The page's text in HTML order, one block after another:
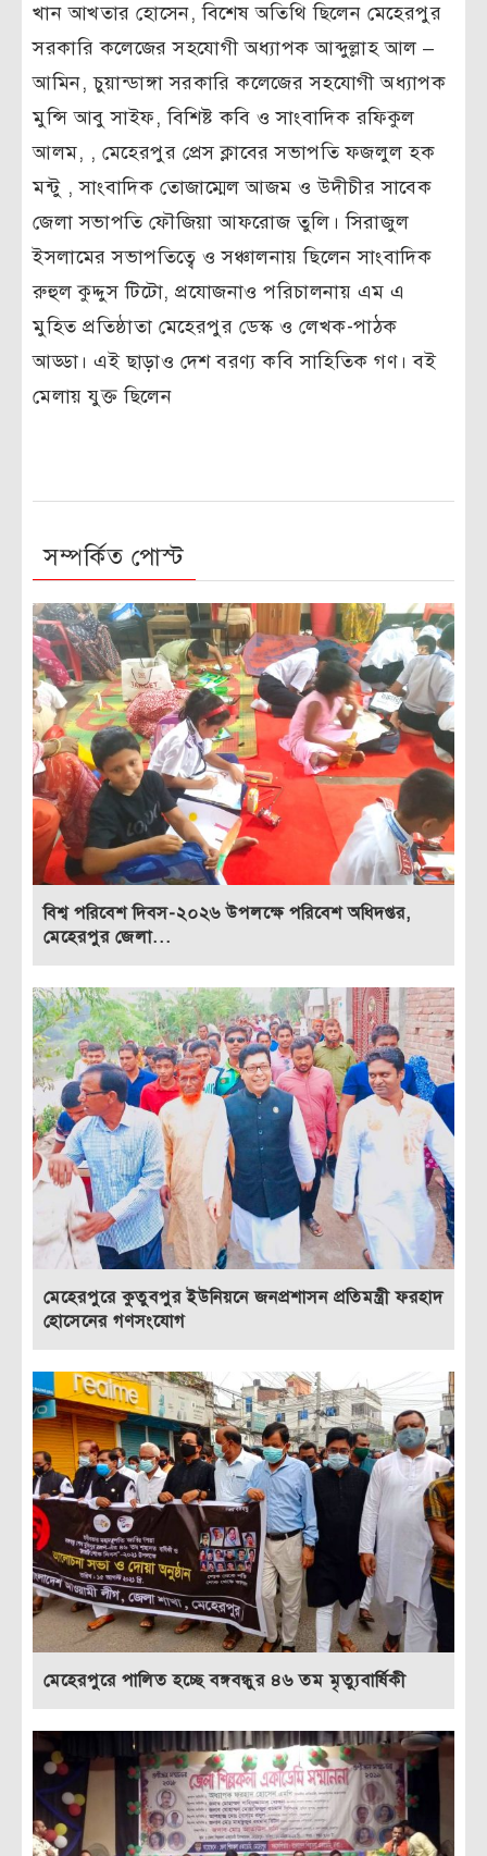
খান আখতার হোসেন, বিশেষ অতিথি ছিলেন মেহেরপুর
সরকারি কলেজের সহযোগী অধ্যাপক আব্দুল্লাহ আল –
আমিন, চুয়ান্ডাঙ্গা সরকারি কলেজের সহযোগী অধ্যাপক
মুন্সি আবু সাইফ, বিশিষ্ট কবি ও সাংবাদিক রফিকুল
আলম, , মেহেরপুর প্রেস ক্লাবের সভাপতি ফজলুল হক
মন্টু , সাংবাদিক তোজাম্মেল আজম ও উদীচীর সাবেক
জেলা সভাপতি ফৌজিয়া আফরোজ তুলি। সিরাজুল
ইসলামের সভাপতিত্বে ও সঞ্চালনায় ছিলেন সাংবাদিক
রুহুল কুদ্দুস টিটো, প্রযোজনাও পরিচালনায় এম এ
মুহিত প্রতিষ্ঠাতা মেহেরপুর ডেস্ক ও লেখক-পাঠক
আড্ডা। এই ছাড়াও দেশ বরণ্য কবি সাহিতিক গণ। বই
মেলায় যুক্ত ছিলেন
সম্পর্কিত পোস্ট
বিশ্ব পরিবেশ দিবস-২০২৬ উপলক্ষে পরিবেশ অধিদপ্তর,
মেহেরপুর জেলা...
মেহেরপুরে কুতুবপুর ইউনিয়নে জনপ্রশাসন প্রতিমন্ত্রী ফরহাদ
হোসেনের গণসংযোগ
মেহেরপুরে পালিত হচ্ছে বঙ্গবন্ধুর ৪৬ তম মৃত্যুবার্ষিকী